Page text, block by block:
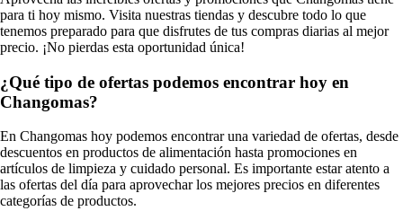
para ti hoy mismo. Visita nuestras tiendas y descubre todo lo que
tenemos preparado para que disfrutes de tus compras diarias al mejor
precio. ¡No pierdas esta oportunidad única!
¿Qué tipo de ofertas podemos encontrar hoy en
Changomas?
En Changomas hoy podemos encontrar una variedad de ofertas, desde
descuentos en productos de alimentación hasta promociones en
artículos de limpieza y cuidado personal. Es importante estar atento a
las ofertas del día para aprovechar los mejores precios en diferentes
categorías de productos.